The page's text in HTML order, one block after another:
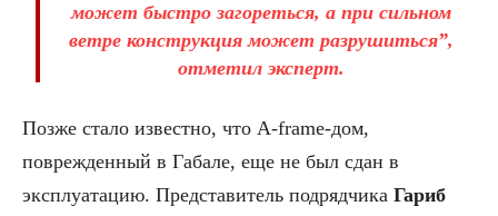
может быстро загореться, а при сильном
ветре конструкция может разрушиться”,
отметил эксперт.
Позже стало известно, что A-frame-дом,
поврежденный в Габале, еще не был сдан в
эксплуатацию. Представитель подрядчика Гариб